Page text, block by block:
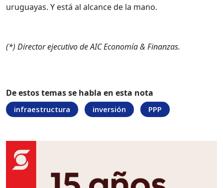
uruguayas. Y está al alcance de la mano.
(*) Director ejecutivo de AIC Economía & Finanzas.
De estos temas se habla en esta nota
infraestructura inversión PPP